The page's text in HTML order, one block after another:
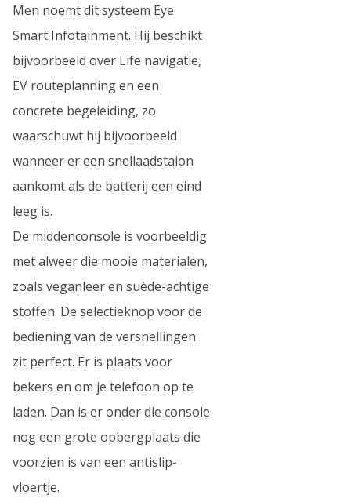
Men noemt dit systeem Eye
Smart Infotainment. Hij beschikt
bijvoorbeeld over Life navigatie,
EV routeplanning en een
concrete begeleiding, zo
waarschuwt hij bijvoorbeeld
wanneer er een snellaadstaion
aankomt als de batterij een eind
leeg is.
De middenconsole is voorbeeldig
met alweer die mooie materialen,
zoals veganleer en suède-achtige
stoffen. De selectieknop voor de
bediening van de versnellingen
zit perfect. Er is plaats voor
bekers en om je telefoon op te
laden. Dan is er onder die console
nog een grote opbergplaats die
voorzien is van een antislip-
vloertje.